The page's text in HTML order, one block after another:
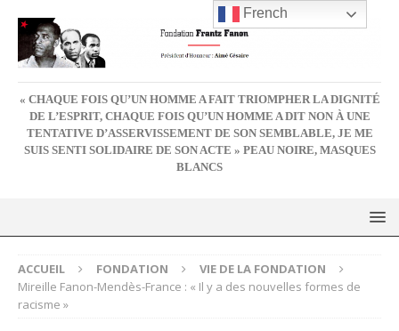
« CHAQUE FOIS QU’UN HOMME A FAIT TRIOMPHER LA DIGNITÉ
DE L’ESPRIT, CHAQUE FOIS QU’UN HOMME A DIT NON À UNE
TENTATIVE D’ASSERVISSEMENT DE SON SEMBLABLE, JE ME
SUIS SENTI SOLIDAIRE DE SON ACTE » PEAU NOIRE, MASQUES
BLANCS
ACCUEIL FONDATION
VIE DE LA FONDATION
Mireille Fanon-Mendès-France : « Il y a des nouvelles formes de
racisme »
French